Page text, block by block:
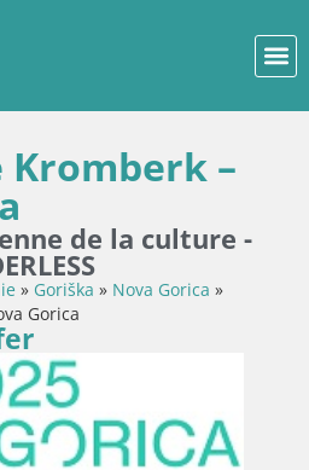
Kromberk –
de la culture -
» Goriška » Nova Gorica »
Gorica